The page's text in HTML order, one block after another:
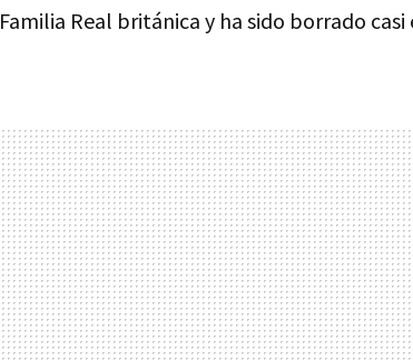
Familia Real británica y ha sido borrado